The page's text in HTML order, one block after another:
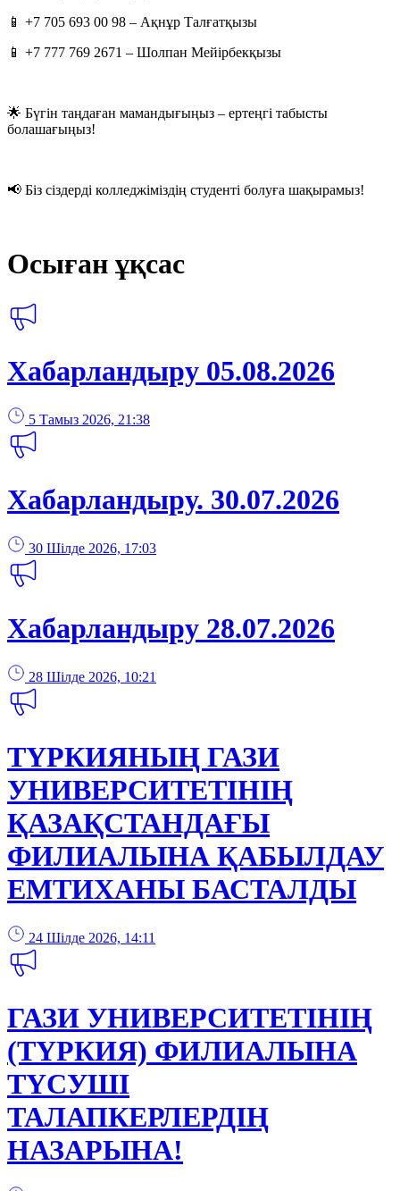
📱 +7 705 693 00 98 – Ақнұр Талғатқызы
📱 +7 777 769 2671 – Шолпан Мейірбекқызы
🌟 Бүгін таңдаған мамандығыңыз – ертеңгі табысты
болашағыңыз!
📢 Біз сіздерді колледжіміздің студенті болуға шақырамыз!
Осыған ұқсас
Хабарландыру 05.08.2026
5 Тамыз 2026, 21:38
Хабарландыру. 30.07.2026
30 Шілде 2026, 17:03
Хабарландыру 28.07.2026
28 Шілде 2026, 10:21
ТҮРКИЯНЫҢ ГАЗИ
УНИВЕРСИТЕТІНІҢ
ҚАЗАҚСТАНДАҒЫ
ФИЛИАЛЫНА ҚАБЫЛДАУ
ЕМТИХАНЫ БАСТАЛДЫ
24 Шілде 2026, 14:11
ГАЗИ УНИВЕРСИТЕТІНІҢ
(ТҮРКИЯ) ФИЛИАЛЫНА
ТҮСУШІ
ТАЛАПКЕРЛЕРДІҢ
НАЗАРЫНА!